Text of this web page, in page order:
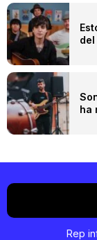
ha
Rep